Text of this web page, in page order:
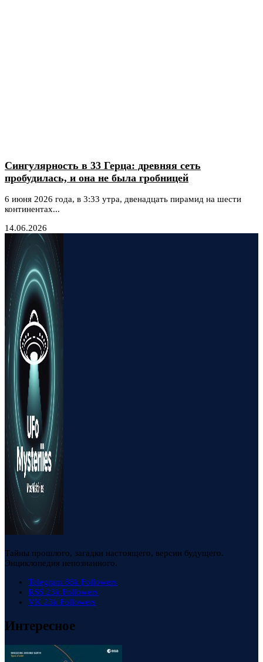
Сингулярность в 33 Герца: древняя сеть
пробудилась, и она не была гробницей
6 июня 2026 года, в 3:33 утра, двенадцать пирамид на шести
континентах...
14.06.2026
Тайны прошлого, загадки настоящего, версии будущего.
Энциклопедия непознанного.
Telegram 88k Followers
RSS 23k Followers
VK 23k Followers
Интересное